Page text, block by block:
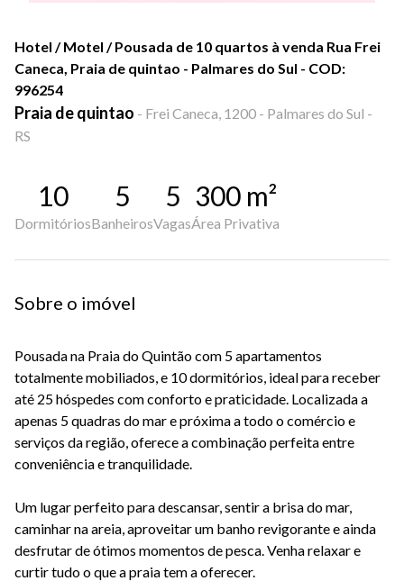
Hotel / Motel / Pousada de 10 quartos à venda Rua Frei
Caneca, Praia de quintao - Palmares do Sul - COD:
996254
Praia de quintao - Frei Caneca, 1200 - Palmares do Sul -
RS
10
Dormitórios
5
Banheiros
5
Vagas
300 m²
Área Privativa
Sobre o imóvel
Pousada na Praia do Quintão com 5 apartamentos
totalmente mobiliados, e 10 dormitórios, ideal para receber
até 25 hóspedes com conforto e praticidade. Localizada a
apenas 5 quadras do mar e próxima a todo o comércio e
serviços da região, oferece a combinação perfeita entre
conveniência e tranquilidade.
Um lugar perfeito para descansar, sentir a brisa do mar,
caminhar na areia, aproveitar um banho revigorante e ainda
desfrutar de ótimos momentos de pesca. Venha relaxar e
curtir tudo o que a praia tem a oferecer.